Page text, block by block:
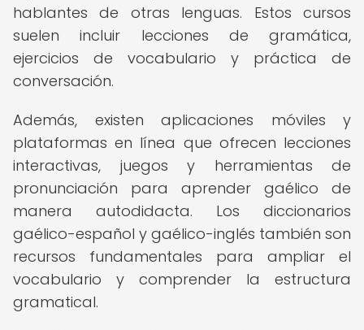
hablantes de otras lenguas. Estos cursos
suelen incluir lecciones de gramática,
ejercicios de vocabulario y práctica de
conversación.
Además, existen aplicaciones móviles y
plataformas en línea que ofrecen lecciones
interactivas, juegos y herramientas de
pronunciación para aprender gaélico de
manera autodidacta. Los diccionarios
gaélico-español y gaélico-inglés también son
recursos fundamentales para ampliar el
vocabulario y comprender la estructura
gramatical.